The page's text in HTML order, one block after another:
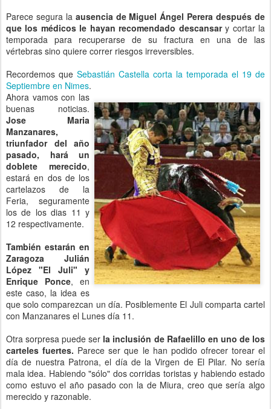
Parece segura la ausencia de Miguel Ángel Perera después de
que los médicos le hayan recomendado descansary cortar la
temporada para recuperarse de su fractura en una de las
vértebras sino quiere correr riesgos irreversibles.
Recordemos que Sebastián Castella corta la temporada el 19 de
Septiembre en Nimes.
Ahora vamos con las
buenas noticias.
Jose Maria
Manzanares,
triunfador del año
pasado, hará un
doblete merecido,
estará en dos de los
cartelazos de la
Feria, seguramente
los de los dias 11 y
12 respectivamente.
También estarán en
Zaragoza Julián
López "El Juli" y
Enrique Ponce, en
este caso, la idea es
que solo comparezcan un día. Posiblemente El Juli comparta cartel
con Manzanares el Lunes día 11.
Otra sorpresa puede ser la inclusión de Rafaelillo en uno de los
carteles fuertes. Parece ser que le han podido ofrecer torear el
día de nuestra Patrona, el día de la Virgen de El Pilar. No sería
mala idea. Habiendo "sólo" dos corridas toristas y habiendo estado
como estuvo el año pasado con la de Miura, creo que sería algo
merecido y razonable.